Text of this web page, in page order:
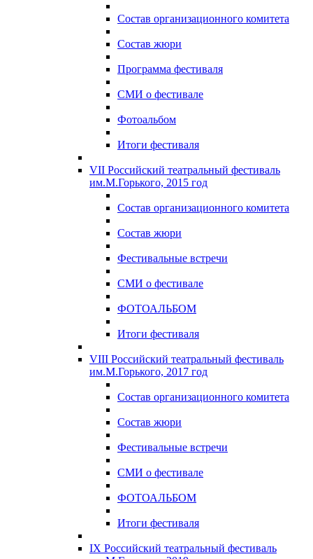
Состав организационного комитета
Состав жюри
Программа фестиваля
СМИ о фестивале
Фотоальбом
Итоги фестиваля
VII Российский театральный фестиваль
им.М.Горького, 2015 год
Состав организационного комитета
Состав жюри
Фестивальные встречи
СМИ о фестивале
ФОТОАЛЬБОМ
Итоги фестиваля
VIII Российский театральный фестиваль
им.М.Горького, 2017 год
Состав организационного комитета
Состав жюри
Фестивальные встречи
СМИ о фестивале
ФОТОАЛЬБОМ
Итоги фестиваля
IX Российский театральный фестиваль